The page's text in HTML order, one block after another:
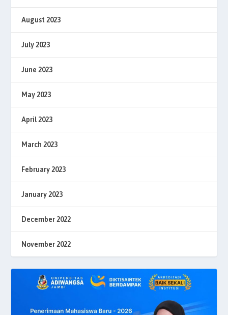
August 2023
July 2023
June 2023
May 2023
April 2023
March 2023
February 2023
January 2023
December 2022
November 2022